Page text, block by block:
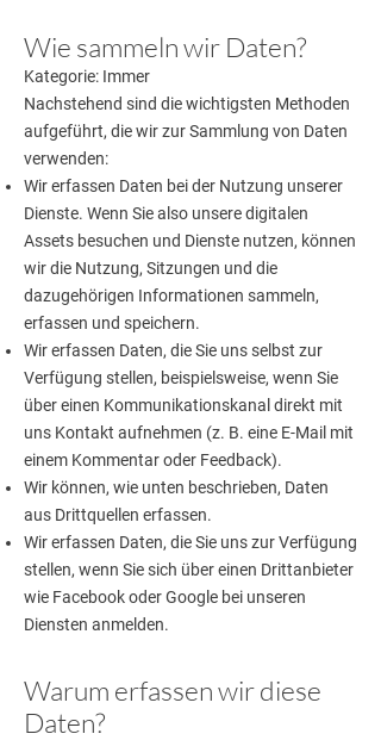
Wie sammeln wir Daten?
Kategorie: Immer
Nachstehend sind die wichtigsten Methoden
aufgeführt, die wir zur Sammlung von Daten
verwenden:
Wir erfassen Daten bei der Nutzung unserer
Dienste. Wenn Sie also unsere digitalen
Assets besuchen und Dienste nutzen, können
wir die Nutzung, Sitzungen und die
dazugehörigen Informationen sammeln,
erfassen und speichern.
Wir erfassen Daten, die Sie uns selbst zur
Verfügung stellen, beispielsweise, wenn Sie
über einen Kommunikationskanal direkt mit
uns Kontakt aufnehmen (z. B. eine E-Mail mit
einem Kommentar oder Feedback).
Wir können, wie unten beschrieben, Daten
aus Drittquellen erfassen.
Wir erfassen Daten, die Sie uns zur Verfügung
stellen, wenn Sie sich über einen Drittanbieter
wie Facebook oder Google bei unseren
Diensten anmelden.
Warum erfassen wir diese
Daten?